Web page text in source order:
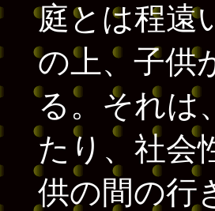
庭とは程遠
の上、子供
る。それは
たり、社会
供の間の行